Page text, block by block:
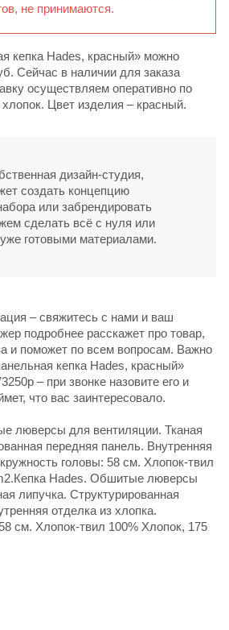
не принимаются.
кепка Hades, красный» можно
Сейчас в наличии для заказа
осуществляем оперативно по
Цвет изделия – красный.
дизайн-студия,
создать концепцию
или забрендировать
сделать всё с нуля или
готовыми материалами.
– свяжитесь с нами и ваш
подробнее расскажет про товар,
и поможет по всем вопросам. Важно
кепка Hades, красный»
– при звонке назовите его и
что вас заинтересовало.
люверсы для вентиляции. Тканая
передняя панель. Внутренняя
головы: 58 см. Хлопок-твил
Hades. Обшитые люверсы
липучка. Структурированная
отделка из хлопка.
см. Хлопок-твил 100% Хлопок, 175